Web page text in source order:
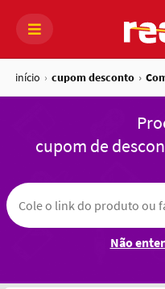
início cupom desconto
cupom de
Não